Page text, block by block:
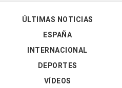
ÚLTIMAS NOTICIAS
ESPAÑA
INTERNACIONAL
DEPORTES
VÍDEOS